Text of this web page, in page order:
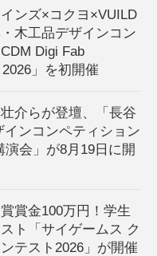
インズ×コクヨ×VUILD
木工品デザインコン
Digi Fab
」を初開催
介らが登壇、「長谷
ンコンペティション
演会」が8月19日に開
賞金100万円！学生
ト「サイゲームス ク
テスト2026」が開催